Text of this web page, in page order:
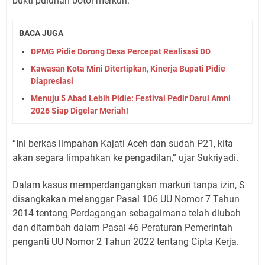
BACA JUGA
DPMG Pidie Dorong Desa Percepat Realisasi DD
Kawasan Kota Mini Ditertipkan, Kinerja Bupati Pidie
Diapresiasi
Menuju 5 Abad Lebih Pidie: Festival Pedir Darul Amni
2026 Siap Digelar Meriah!
“Ini berkas limpahan Kajati Aceh dan sudah P21, kita
akan segara limpahkan ke pengadilan,” ujar Sukriyadi.
Dalam kasus memperdangangkan markuri tanpa izin, S
disangkakan melanggar Pasal 106 UU Nomor 7 Tahun
2014 tentang Perdagangan sebagaimana telah diubah
dan ditambah dalam Pasal 46 Peraturan Pemerintah
penganti UU Nomor 2 Tahun 2022 tentang Cipta Kerja.